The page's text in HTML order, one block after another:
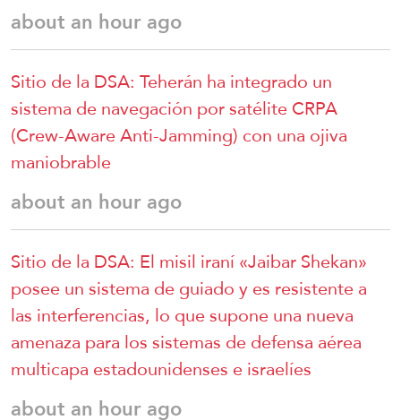
about an hour ago
Sitio de la DSA: Teherán ha integrado un
sistema de navegación por satélite CRPA
(Crew-Aware Anti-Jamming) con una ojiva
maniobrable
about an hour ago
Sitio de la DSA: El misil iraní «Jaibar Shekan»
posee un sistema de guiado y es resistente a
las interferencias, lo que supone una nueva
amenaza para los sistemas de defensa aérea
multicapa estadounidenses e israelíes
about an hour ago